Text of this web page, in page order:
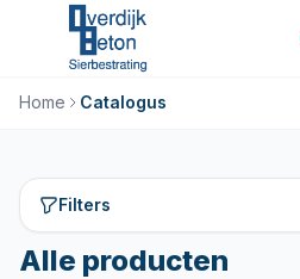
Home Catalogus
Filters
Alle producten